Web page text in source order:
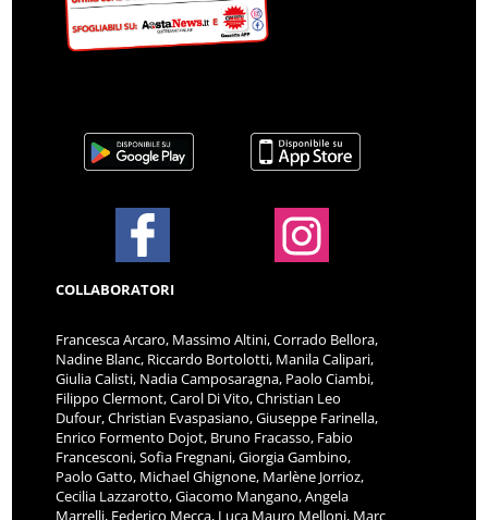
COLLABORATORI
Francesca Arcaro, Massimo Altini, Corrado Bellora,
Nadine Blanc, Riccardo Bortolotti, Manila Calipari,
Giulia Calisti, Nadia Camposaragna, Paolo Ciambi,
Filippo Clermont, Carol Di Vito, Christian Leo
Dufour, Christian Evaspasiano, Giuseppe Farinella,
Enrico Formento Dojot, Bruno Fracasso, Fabio
Francesconi, Sofia Fregnani, Giorgia Gambino,
Paolo Gatto, Michael Ghignone, Marlène Jorrioz,
Cecilia Lazzarotto, Giacomo Mangano, Angela